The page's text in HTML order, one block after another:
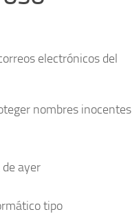
electrónicos del
nombres inocentes
ayer
tipo